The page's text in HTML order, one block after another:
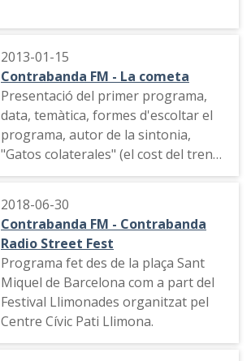
2013-01-15
Contrabanda FM - La cometa
Presentació del primer programa,
data, temàtica, formes d'escoltar el
programa, autor de la sintonia,
"Gatos colaterales" (el cost del tren
d'ala velocitat a Espanya, frau fiscal,
2018-06-30
Contrabanda FM - Contrabanda
Radio Street Fest
Programa fet des de la plaça Sant
Miquel de Barcelona com a part del
Festival Llimonades organitzat pel
Centre Cívic Pati Llimona.